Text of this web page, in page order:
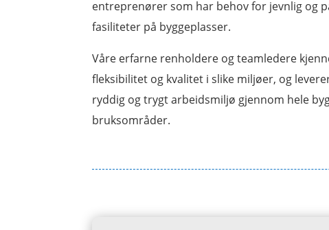
entreprenører som har behov for jevnlig og
fasiliteter på byggeplasser.
Våre erfarne renholdere og teamledere
fleksibilitet og kvalitet i slike miljøer, og
ryddig og trygt arbeidsmiljø gjennom hele
bruksområder.